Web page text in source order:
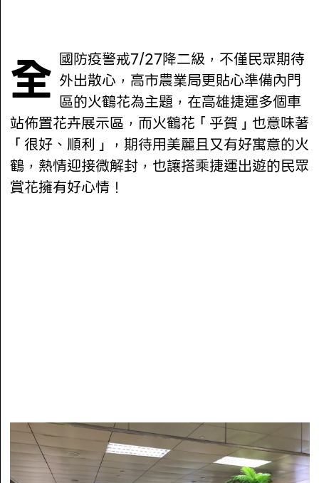
全國防疫警戒7/27降二級，不僅民眾期待 外出散心，高市農業局更貼心準備內門
區的火鶴花為主題，在高雄捷運多個車
站佈置花卉展示區，而火鶴花「乎賀」也意味著
「很好、順利」，期待用美麗且又有好寓意的火
鶴，熱情迎接微解封，也讓搭乘捷運出遊的民眾
賞花擁有好心情！